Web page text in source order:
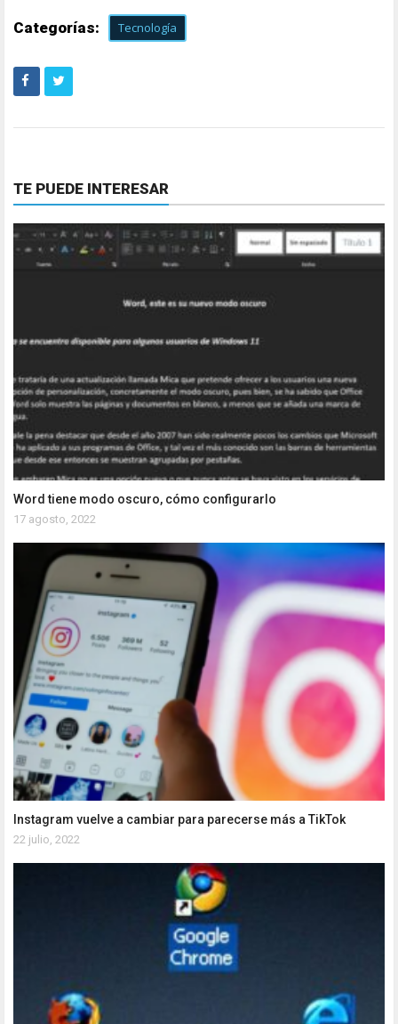
Categorías: Tecnología
TE PUEDE INTERESAR
Word tiene modo oscuro, cómo configurarlo
17 agosto, 2022
Instagram vuelve a cambiar para parecerse más a TikTok
22 julio, 2022